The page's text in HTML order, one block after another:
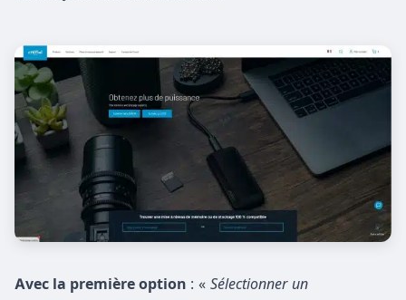
Avec la première option : « Sélectionner un